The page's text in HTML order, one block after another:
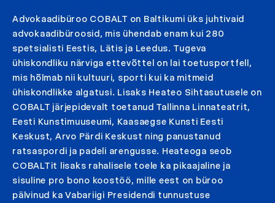
Advokaadibüroo COBALT on Baltikumi üks juhtivaid
advokaadibüroosid, mis ühendab enam kui 280
spetsialisti Eestis, Lätis ja Leedus. Tugeva
ühiskondliku närviga ettevõttel on lai toetusportfell,
mis hõlmab nii kultuuri, sporti kui ka mitmeid
ühiskondlikke algatusi. Lisaks Heateo Sihtasutusele on
COBALT järjepidevalt toetanud Tallinna Linnateatrit,
Eesti Kunstimuuseumi, Kaasaegse Kunsti Eesti
Keskust, Arvo Pärdi Keskust ning panustanud
ratsaspordi ja padeli arengusse. Heateoga seob
COBALTit lisaks rahalisele toele ka pikaajaline ja
sisuline pro bono koostöö, mille eest on büroo
pälvinud ka Vabariigi Presidendi tunnustuse